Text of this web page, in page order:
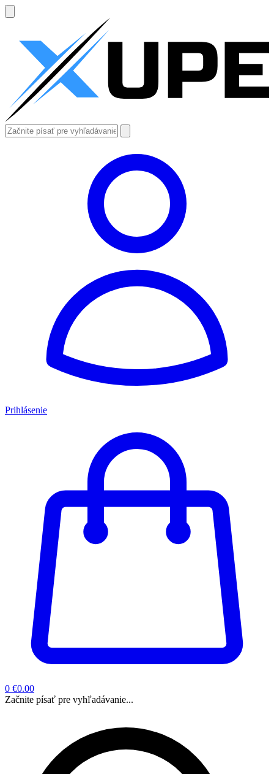
Prihlásenie
0 €0.00
Začnite písať pre vyhľadávanie...